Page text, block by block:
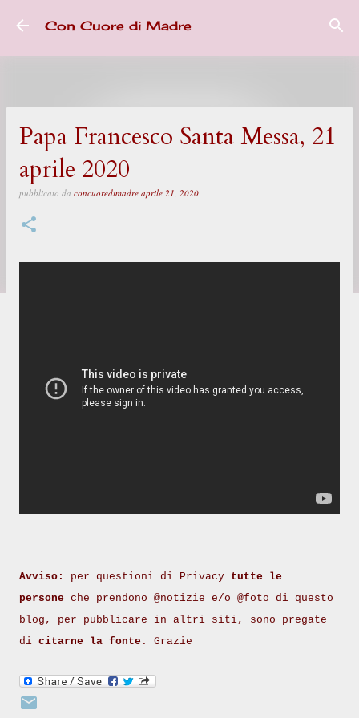
Passa ai contenuti principali
Con Cuore di Madre
Papa Francesco Santa Messa, 21
aprile 2020
pubblicato da concuoredimadre aprile 21, 2020
Avviso: per questioni di Privacy tutte le
persone che prendono @notizie e/o @foto di questo
blog, per pubblicare in altri siti, sono pregate
di citarne la fonte . Grazie